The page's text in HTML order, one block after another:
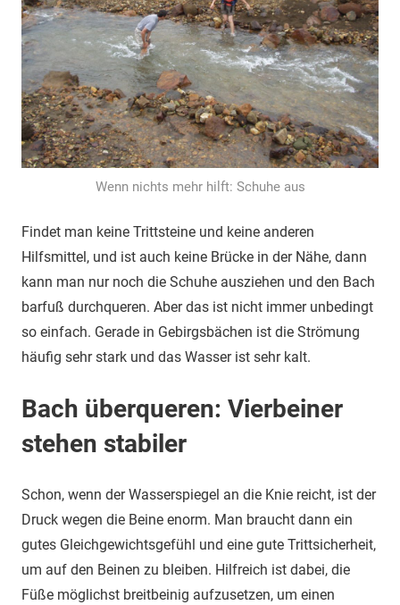
Wenn nichts mehr hilft: Schuhe aus
Findet man keine Trittsteine und keine anderen
Hilfsmittel, und ist auch keine Brücke in der Nähe, dann
kann man nur noch die Schuhe ausziehen und den Bach
barfuß durchqueren. Aber das ist nicht immer unbedingt
so einfach. Gerade in Gebirgsbächen ist die Strömung
häufig sehr stark und das Wasser ist sehr kalt.
Bach überqueren: Vierbeiner
stehen stabiler
Schon, wenn der Wasserspiegel an die Knie reicht, ist der
Druck wegen die Beine enorm. Man braucht dann ein
gutes Gleichgewichtsgefühl und eine gute Trittsicherheit,
um auf den Beinen zu bleiben. Hilfreich ist dabei, die
Füße möglichst breitbeinig aufzusetzen, um einen